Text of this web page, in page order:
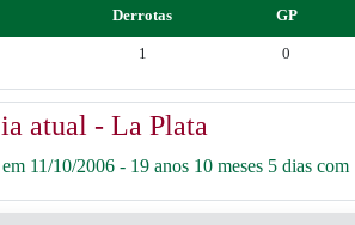
Derrotas GP
1 0
atual - La Plata
11/10/2006 - 19 anos 10 meses 5 dias com